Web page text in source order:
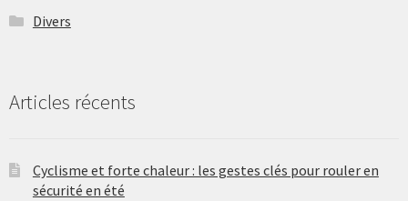
Divers
Articles récents
Cyclisme et forte chaleur : les gestes clés pour rouler en
sécurité en été